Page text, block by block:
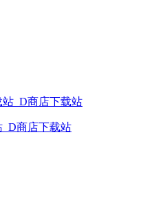
_D商店下载站